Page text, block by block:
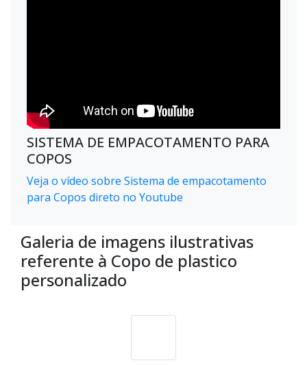
SISTEMA DE EMPACOTAMENTO PARA
COPOS
Veja o vídeo sobre Sistema de empacotamento
para Copos direto no Youtube
Galeria de imagens ilustrativas
referente à Copo de plastico
personalizado